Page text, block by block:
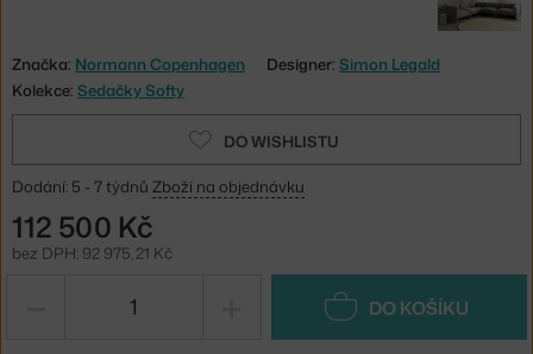
Značka: Normann Copenhagen Designer: Simon Legald
Kolekce: Sedačky Softy
DO WISHLISTU
Dodání: 5 - 7 týdnů Zboží na objednávku
112 500 Kč
bez DPH: 92 975,21 Kč
DO KOŠÍKU